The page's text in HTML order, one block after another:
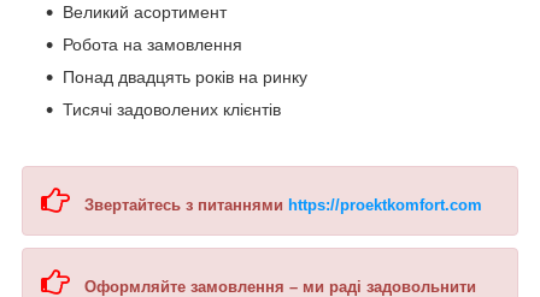
Великий асортимент
Робота на замовлення
Понад двадцять років на ринку
Тисячі задоволених клієнтів
Звертайтесь з питаннями https://proektkomfort.com
Оформляйте замовлення – ми раді задовольнити